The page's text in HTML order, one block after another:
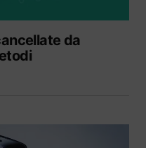
da